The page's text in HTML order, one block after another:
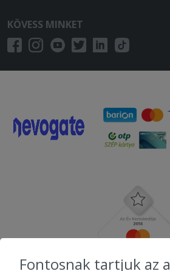
KÖVESS MINKET
Fontosnak tartjuk az